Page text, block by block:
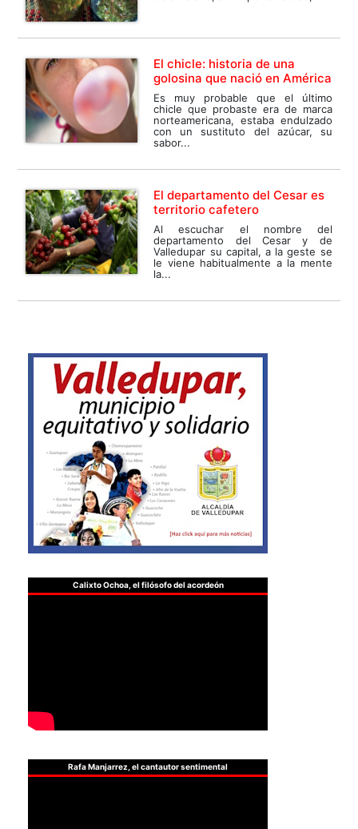
El chicle: historia de una
golosina que nació en América
Es muy probable que el último
chicle que probaste era de marca
norteamericana, estaba endulzado
con un sustituto del azúcar, su
sabor...
El departamento del Cesar es
territorio cafetero
Al escuchar el nombre del
departamento del Cesar y de
Valledupar su capital, a la geste se
le viene habitualmente a la mente
la...
Calixto Ochoa, el filósofo del acordeón
Rafa Manjarrez, el cantautor sentimental